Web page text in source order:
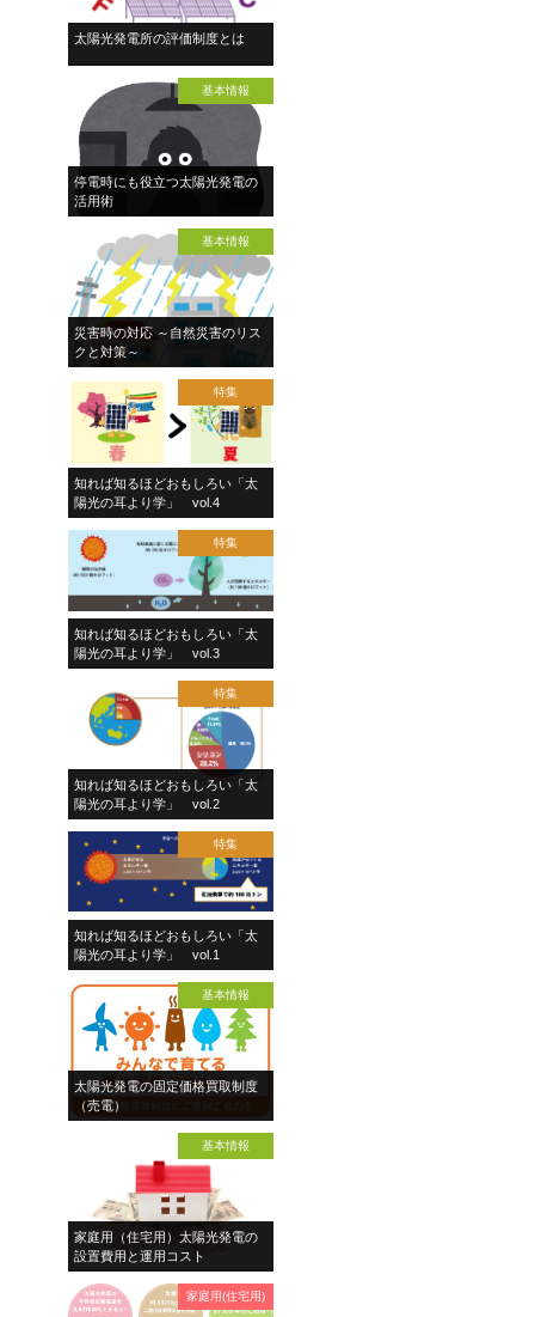
太陽光発電所の評価制度とは
基本情報
停電時にも役立つ太陽光発電の
活用術
基本情報
災害時の対応 ～自然災害のリス
クと対策～
特集
知れば知るほどおもしろい「太
陽光の耳より学」 vol.4
特集
知れば知るほどおもしろい「太
陽光の耳より学」 vol.3
特集
知れば知るほどおもしろい「太
陽光の耳より学」 vol.2
特集
知れば知るほどおもしろい「太
陽光の耳より学」 vol.1
基本情報
太陽光発電の固定価格買取制度
（売電）
基本情報
家庭用（住宅用）太陽光発電の
設置費用と運用コスト
家庭用(住宅用)